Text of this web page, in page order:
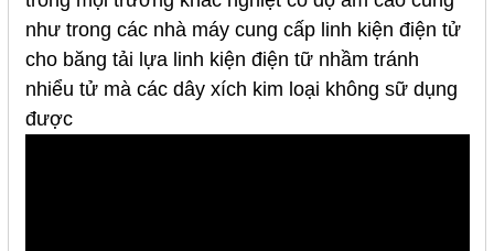
như trong các nhà máy cung cấp linh kiện điện tử
cho băng tải lựa linh kiện điện tữ nhầm tránh
nhiểu tử mà các dây xích kim loại không sữ dụng
được